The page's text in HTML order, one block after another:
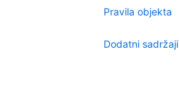
Pravila objekta
Dodatni sadržaji